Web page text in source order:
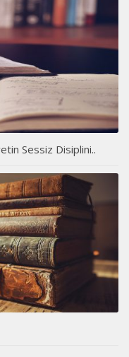
Sessiz Disiplini..